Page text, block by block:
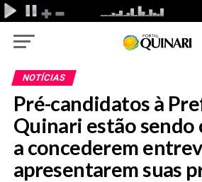
NOTÍCIAS
Pré-candidatos à
Quinari estão sendo
a concederem
apresentarem suas